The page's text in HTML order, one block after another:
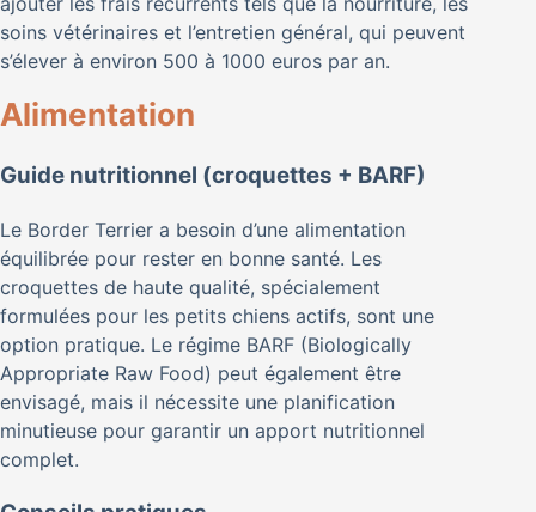
soins vétérinaires et l’entretien général, qui peuvent
s’élever à environ 500 à 1000 euros par an.
Alimentation
Guide nutritionnel (croquettes + BARF)
Le Border Terrier a besoin d’une alimentation
équilibrée pour rester en bonne santé. Les
croquettes de haute qualité, spécialement
formulées pour les petits chiens actifs, sont une
option pratique. Le régime BARF (Biologically
Appropriate Raw Food) peut également être
envisagé, mais il nécessite une planification
minutieuse pour garantir un apport nutritionnel
complet.